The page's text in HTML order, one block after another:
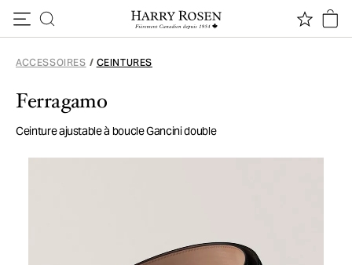
ACCESSOIRES / CEINTURES
Ferragamo
Ceinture ajustable à boucle Gancini double